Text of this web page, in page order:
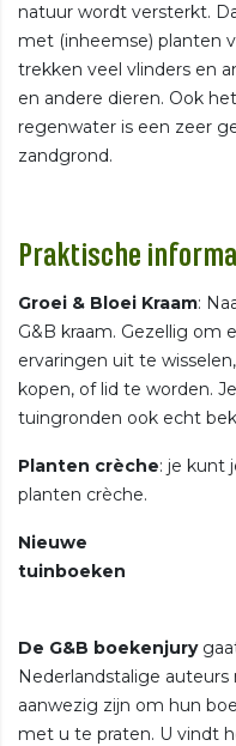
natuur wordt versterkt.
met (inheemse) planten
trekken veel vlinders en
en andere dieren. Ook
regenwater is een zeer
zandgrond.
Praktische
Groei & Bloei Kraam:
G&B kraam. Gezellig om
ervaringen uit te
kopen, of lid te worden.
tuingronden ook
Planten crèche: je kunt
planten crèche.
Nieuwe
De G&B boekenjury
Nederlandstalige auteurs
aanwezig zijn om hun
met u te praten. U vindt